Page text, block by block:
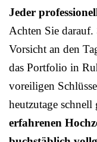
Jeder
Achten Sie
Vorsicht an den
das Portfolio in
voreiligen
heutzutage schnell
erfahrenen